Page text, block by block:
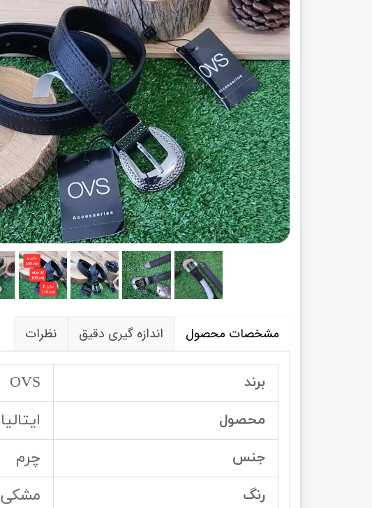
ست لباس مردانه
شورت
ژاکت زنانه
مایو و گن
سرهم و تولوم
ست لباس زنانه
کیف و کفش
کاپشن زنانه
مشخصات محصول اندازه گیری دقیق نظرات
برند OVS
محصول ایتالیا
جنس چرم
رنگ مشکی